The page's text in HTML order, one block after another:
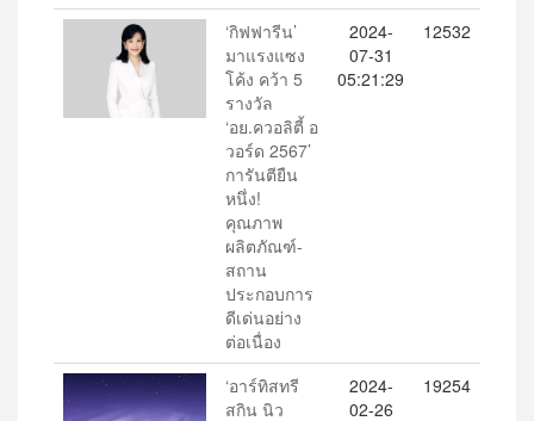
‘กิฟฟารีน’
มาแรงแซง
โค้ง คว้า 5
รางวัล
‘อย.ควอลิตี้ อ
วอร์ด 2567’
การันตียืน
หนึ่ง!
คุณภาพ
ผลิตภัณฑ์-
สถาน
ประกอบการ
ดีเด่นอย่าง
ต่อเนื่อง
2024-
07-31
05:21:29
12532
‘อาร์ทิสทรี
สกิน นิว
2024-
02-26
19254